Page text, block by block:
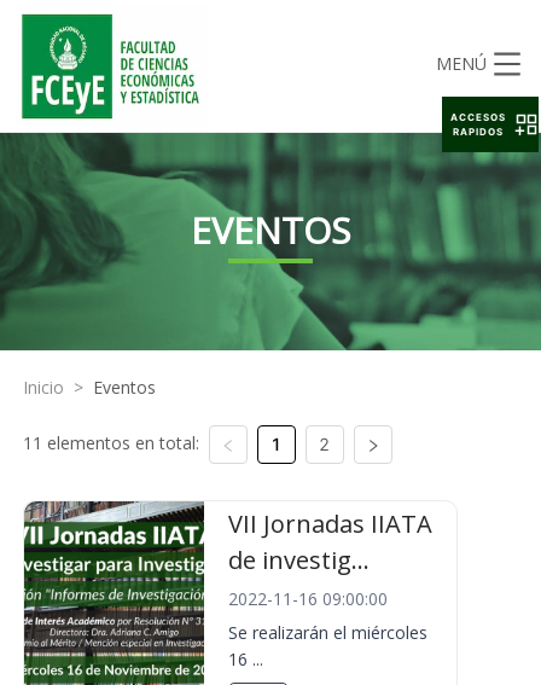
MENÚ
EVENTOS
Inicio > Eventos
11 elementos en total: 1 2
VII Jornadas IIATA
de investig...
2022-11-16 09:00:00
Se realizarán el miércoles
16 ...
ACCESOS
RAPIDOS